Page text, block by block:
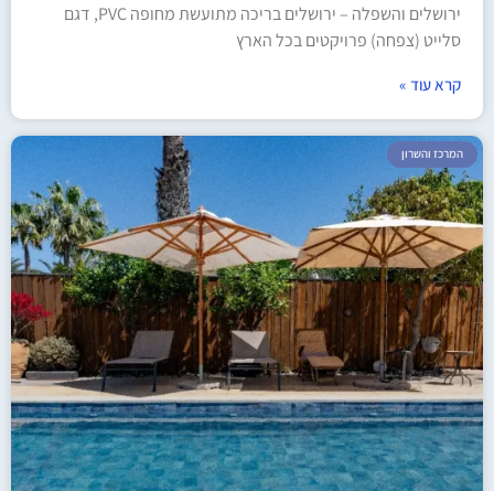
ירושלים והשפלה – ירושלים בריכה מתועשת מחופה PVC, דגם
סלייט (צפחה) פרויקטים בכל הארץ
קרא עוד »
המרכז והשרון